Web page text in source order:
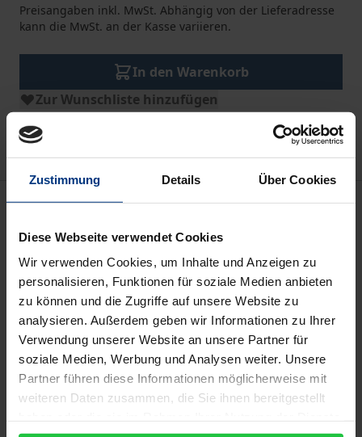
Zustimmung Details Über Cookies
Diese Webseite verwendet Cookies
Wir verwenden Cookies, um Inhalte und Anzeigen zu
personalisieren, Funktionen für soziale Medien anbieten
zu können und die Zugriffe auf unsere Website zu
analysieren. Außerdem geben wir Informationen zu Ihrer
Verwendung unserer Website an unsere Partner für
soziale Medien, Werbung und Analysen weiter. Unsere
Partner führen diese Informationen möglicherweise mit
weiteren Daten zusammen, die Sie ihnen bereitgestellt
Preisangaben inkl. MwSt. Abhängig von der Lieferadresse
kann die MwSt. an der Kasse variieren.
In den Warenkorb
Zur Wunschliste hinzufügen
Beschreibung
der LGBTQ+-Forschung weisen große Lücken auf.
Kerstin Probst und Lara Fößel widmen sich diesem
Desiderat und untersuchen, wie Medieninhalte die
Identitätsentwicklung queerer Jugendlicher
beeinflussen. Interviews mit Experts-by-Experience
zeigen auf, dass Medi-en auch eine Ressource im
Selbstfindungsprozess darstellen können und wie
wichtig daher eine Medienlandschaft ist, die diverse